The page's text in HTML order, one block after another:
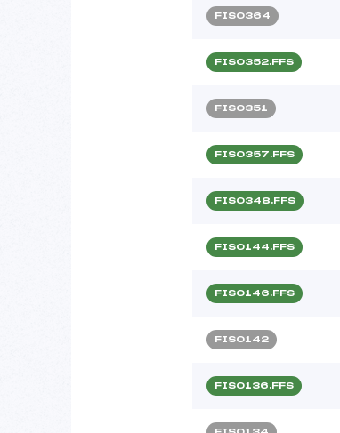
FIS0364
FIS0352.FFS
FIS0351
FIS0357.FFS
FIS0348.FFS
FIS0144.FFS
FIS0146.FFS
FIS0142
FIS0136.FFS